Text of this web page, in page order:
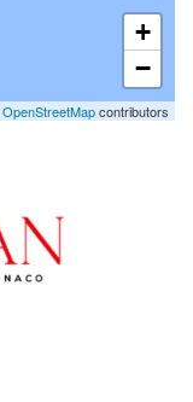
+
−
OpenStreetMapcontributors